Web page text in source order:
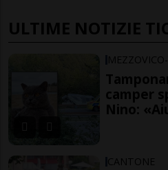
ULTIME NOTIZIE
camper
Nino:
CANTONE